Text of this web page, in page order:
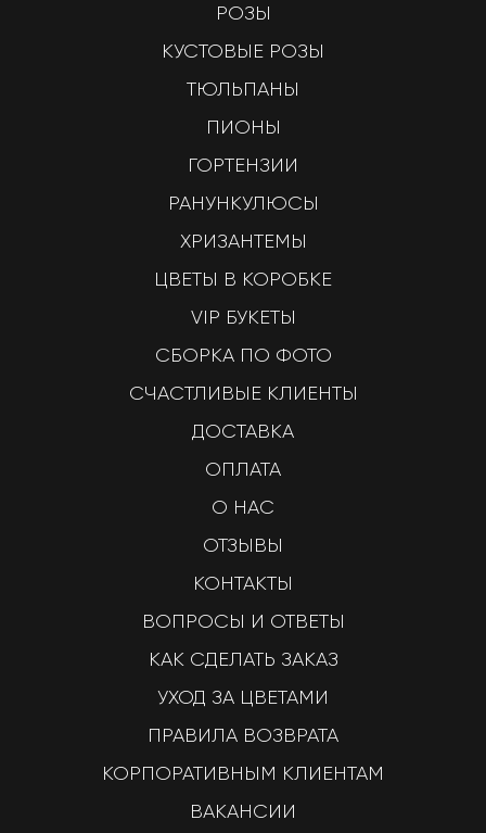
РОЗЫ
КУСТОВЫЕ РОЗЫ
ТЮЛЬПАНЫ
ПИОНЫ
ГОРТЕНЗИИ
РАНУНКУЛЮСЫ
ХРИЗАНТЕМЫ
ЦВЕТЫ В КОРОБКЕ
VIP БУКЕТЫ
СБОРКА ПО ФОТО
СЧАСТЛИВЫЕ КЛИЕНТЫ
ДОСТАВКА
ОПЛАТА
О НАС
ОТЗЫВЫ
КОНТАКТЫ
ВОПРОСЫ И ОТВЕТЫ
КАК СДЕЛАТЬ ЗАКАЗ
УХОД ЗА ЦВЕТАМИ
ПРАВИЛА ВОЗВРАТА
КОРПОРАТИВНЫМ КЛИЕНТАМ
ВАКАНСИИ